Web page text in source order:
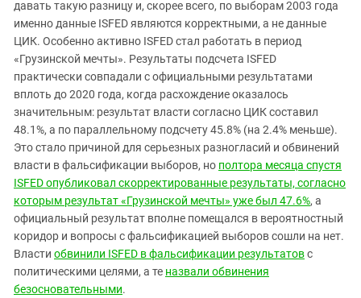
давать такую разницу и, скорее всего, по выборам 2003 года
именно данные ISFED являются корректными, а не данные
ЦИК. Особенно активно ISFED стал работать в период
«Грузинской мечты». Результаты подсчета ISFED
практически совпадали с официальными результатами
вплоть до 2020 года, когда расхождение оказалось
значительным: результат власти согласно ЦИК составил
48.1%, а по параллельному подсчету 45.8% (на 2.4% меньше).
Это стало причиной для серьезных разногласий и обвинений
власти в фальсификации выборов, но полтора месяца спустя
ISFED опубликовал скорректированные результаты, согласно
которым результат «Грузинской мечты» уже был 47.6%, а
официальный результат вполне помещался в вероятностный
коридор и вопросы с фальсификацией выборов сошли на нет.
Власти обвинили ISFED в фальсификации результатовс
политическими целями, а те назвали обвинения
безосновательными.